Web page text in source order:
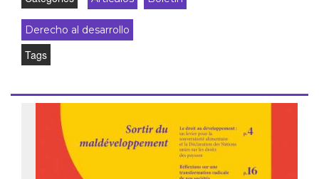
Derecho al desarrollo
Tags